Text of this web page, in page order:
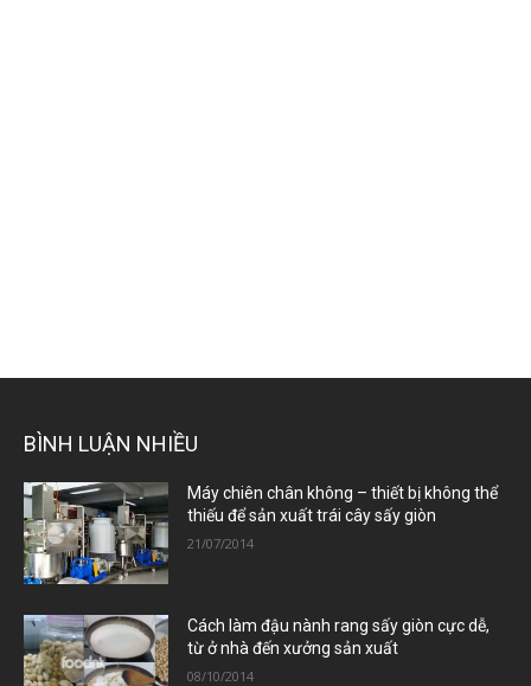
BÌNH LUẬN NHIỀU
Máy chiên chân không – thiết bị không thể
thiếu để sản xuất trái cây sấy giòn
21/07/2014
Cách làm đậu nành rang sấy giòn cực dễ,
từ ở nhà đến xưởng sản xuất
08/10/2014